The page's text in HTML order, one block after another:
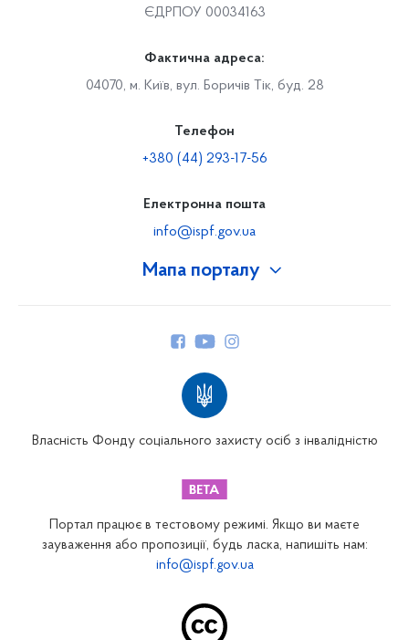
Мапа порталу
Закарпатське відділення
Запорізьке відділення
ЄДРПОУ 00034163
Фактична адреса:
04070, м. Київ, вул. Боричів Тік, буд. 28
Телефон
+380 (44) 293-17-56
Електронна пошта
info@ispf.gov.ua
Власність Фонду соціального захисту осіб з інвалідністю
Портал працює в тестовому режимі. Якщо ви маєте
зауваження або пропозиції, будь ласка, напишіть нам:
info@ispf.gov.ua